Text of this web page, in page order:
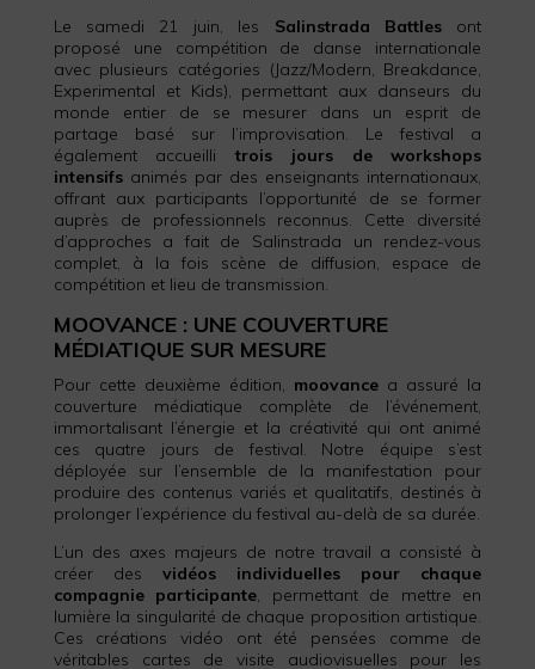
Le samedi 21 juin, les Salinstrada Battlesont
proposé une compétition de danse internationale
avec plusieurs catégories (Jazz/Modern, Breakdance,
Experimental et Kids), permettant aux danseurs du
monde entier de se mesurer dans un esprit de
partage basé sur l’improvisation. Le festival a
également accueillitrois jours de workshops
intensifsanimés par des enseignants internationaux,
offrant aux participants l’opportunité de se former
auprès de professionnels reconnus. Cette diversité
d’approches a fait de Salinstrada un rendez-vous
complet, à la fois scène de diffusion, espace de
compétition et lieu de transmission.
MOOVANCE : UNE COUVERTURE
MÉDIATIQUE SUR MESURE
Pour cette deuxième édition, moovance a assuré la
couverture médiatique complète de l’événement,
immortalisant l’énergie et la créativité qui ont animé
ces quatre jours de festival. Notre équipe s’est
déployée sur l’ensemble de la manifestation pour
produire des contenus variés et qualitatifs, destinés à
prolonger l’expérience du festival au-delà de sa durée.
L’un des axes majeurs de notre travail a consisté à
créer des vidéos individuelles pour chaque
compagnie participante, permettant de mettre en
lumière la singularité de chaque proposition artistique.
Ces créations vidéo ont été pensées comme de
véritables cartes de visite audiovisuelles pour les